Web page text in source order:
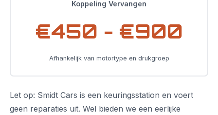
Koppeling Vervangen
€450 - €900
Afhankelijk van motortype en drukgroep
Let op: Smidt Cars is een keuringsstation en voert
geen reparaties uit. Wel bieden we een eerlijke